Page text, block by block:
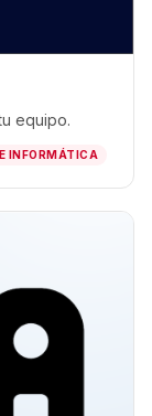
equipo.
INFORMÁTICA